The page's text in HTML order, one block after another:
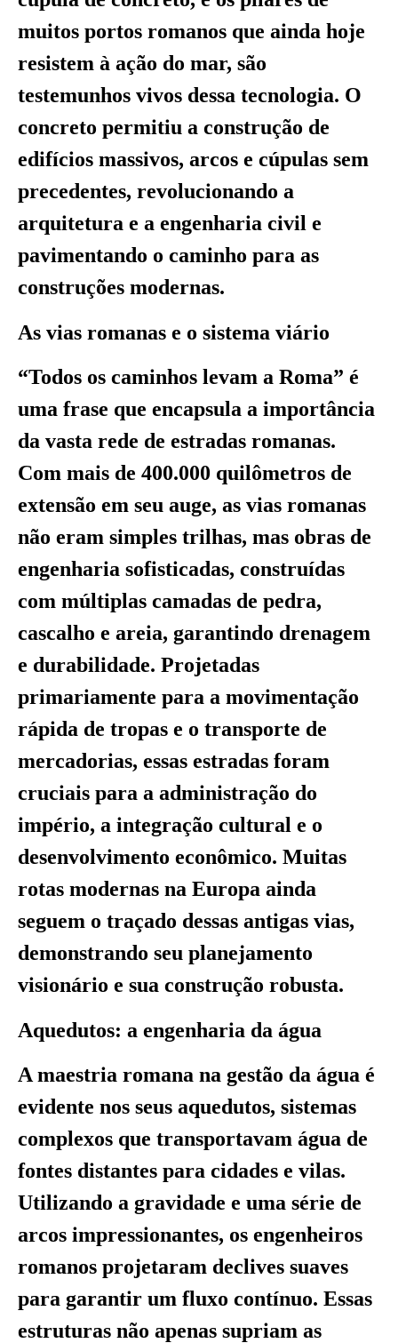
muitos portos romanos que ainda hoje
resistem à ação do mar, são
testemunhos vivos dessa tecnologia. O
concreto permitiu a construção de
edifícios massivos, arcos e cúpulas sem
precedentes, revolucionando a
arquitetura e a engenharia civil e
pavimentando o caminho para as
construções modernas.
As vias romanas e o sistema viário
“Todos os caminhos levam a Roma” é
uma frase que encapsula a importância
da vasta rede de estradas romanas.
Com mais de 400.000 quilômetros de
extensão em seu auge, as vias romanas
não eram simples trilhas, mas obras de
engenharia sofisticadas, construídas
com múltiplas camadas de pedra,
cascalho e areia, garantindo drenagem
e durabilidade. Projetadas
primariamente para a movimentação
rápida de tropas e o transporte de
mercadorias, essas estradas foram
cruciais para a administração do
império, a integração cultural e o
desenvolvimento econômico. Muitas
rotas modernas na Europa ainda
seguem o traçado dessas antigas vias,
demonstrando seu planejamento
visionário e sua construção robusta.
Aquedutos: a engenharia da água
A maestria romana na gestão da água é
evidente nos seus aquedutos, sistemas
complexos que transportavam água de
fontes distantes para cidades e vilas.
Utilizando a gravidade e uma série de
arcos impressionantes, os engenheiros
romanos projetaram declives suaves
para garantir um fluxo contínuo. Essas
estruturas não apenas supriam as